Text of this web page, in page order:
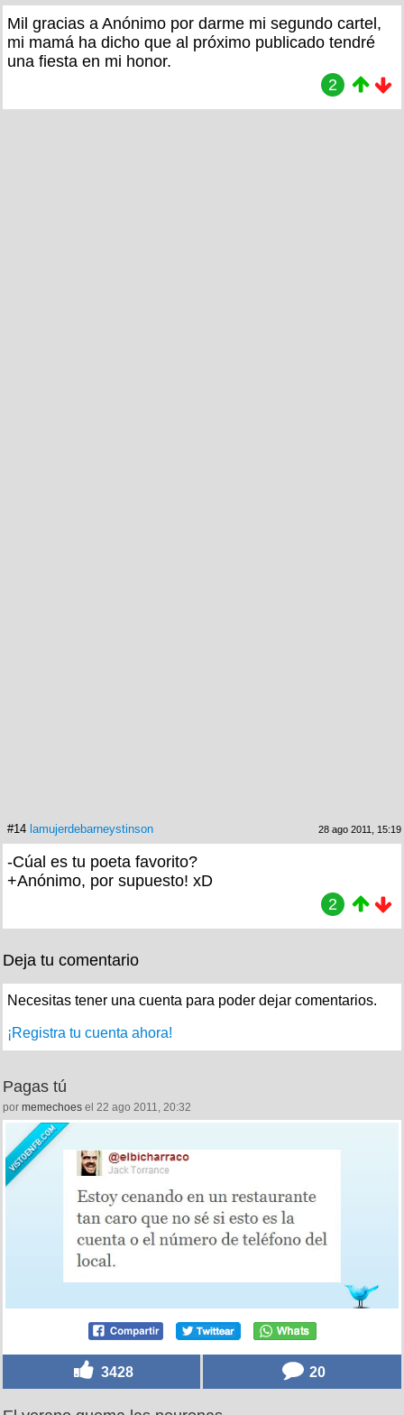
Mil gracias a Anónimo por darme mi segundo cartel,
mi mamá ha dicho que al próximo publicado tendré
una fiesta en mi honor.
2
#14 lamujerdebarneystinson 28 ago 2011, 15:19
-Cúal es tu poeta favorito?
+Anónimo, por supuesto! xD
2
Deja tu comentario
Necesitas tener una cuenta para poder dejar comentarios.
¡Registra tu cuenta ahora!
Pagas tú
por memechoes el 22 ago 2011, 20:32
3428 20